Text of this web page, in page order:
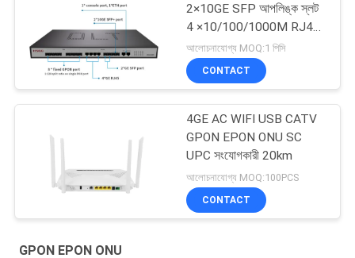
2×10GE SFP আপলিঙ্ক স্লট
4 ×10/100/1000M RJ45
আপলিঙ্ক
আলোচনাযোগ্য MOQ:1 পিসি
CONTACT
4GE AC WIFI USB CATV
GPON EPON ONU SC
UPC সংযোগকারী 20km
আলোচনাযোগ্য MOQ:100PCS
CONTACT
GPON EPON ONU